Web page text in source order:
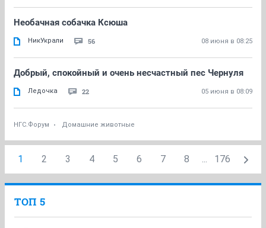
Необачная собачка Ксюша
НикУкрали 56 08 июня в 08:25
Добрый, спокойный и очень несчастный пес Чернуля
Ледочка 22 05 июня в 08:09
НГС.Форум Домашние животные
1 2 3 4 5 6 7 8 ... 176
ТОП 5